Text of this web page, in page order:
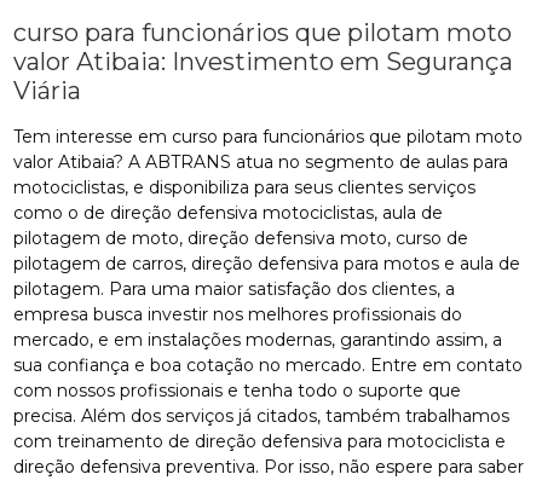
curso para funcionários que pilotam moto
valor Atibaia: Investimento em Segurança
Viária
Tem interesse em curso para funcionários que pilotam moto
valor Atibaia? A ABTRANS atua no segmento de aulas para
motociclistas, e disponibiliza para seus clientes serviços
como o de direção defensiva motociclistas, aula de
pilotagem de moto, direção defensiva moto, curso de
pilotagem de carros, direção defensiva para motos e aula de
pilotagem. Para uma maior satisfação dos clientes, a
empresa busca investir nos melhores profissionais do
mercado, e em instalações modernas, garantindo assim, a
sua confiança e boa cotação no mercado. Entre em contato
com nossos profissionais e tenha todo o suporte que
precisa. Além dos serviços já citados, também trabalhamos
com treinamento de direção defensiva para motociclista e
direção defensiva preventiva. Por isso, não espere para saber